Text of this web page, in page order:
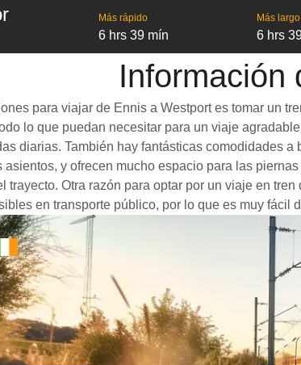
Más rápido
6 hrs 39 mín
Más largo
6 hrs
Información
para viajar de Ennis a Westport es tomar un
lo que puedan necesitar para un viaje
diarias. También hay fantásticas comodidades
y ofrecen mucho espacio para las
trayecto. Otra razón para optar por un viaje en
en transporte público, por lo que es muy fácil